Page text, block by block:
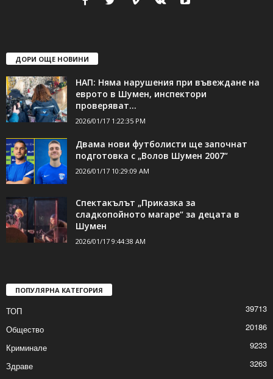
ДОРИ ОЩЕ НОВИНИ
НАП: Няма нарушения при въвеждане на
еврото в Шумен, инспектори
проверяват...
2026/01/17 1:22:35 PM
Двама нови футболисти ще започнат
подготовка с „Волов Шумен 2007“
2026/01/17 10:29:09 AM
Спектакълът „Приказка за
сладкопойното магаре“ за децата в
Шумен
2026/01/17 9:44:38 AM
ПОПУЛЯРНА КАТЕГОРИЯ
ТОП
39713
Общество
20186
Криминале
9233
Здраве
3263